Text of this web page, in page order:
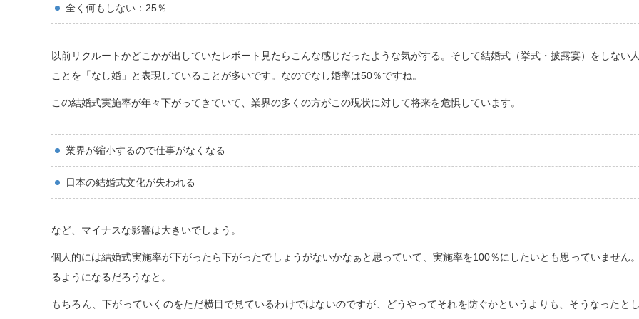
全く何もしない：25％
以前リクルートかどこかが出していたレポート見たらこんな感じだったような気がする。そして結婚式（挙式・披露宴）をしない
ことを「なし婚」と表現していることが多いです。なのでなし婚率は50％ですね。
この結婚式実施率が年々下がってきていて、業界の多くの方がこの現状に対して将来を危惧しています。
業界が縮小するので仕事がなくなる
日本の結婚式文化が失われる
など、マイナスな影響は大きいでしょう。
個人的には結婚式実施率が下がったら下がったでしょうがないかなぁと思っていて、実施率を100％にしたいとも思っていません
るようになるだろうなと。
もちろん、下がっていくのをただ横目で見ているわけではないのですが、どうやってそれを防ぐかというよりも、そうなったと